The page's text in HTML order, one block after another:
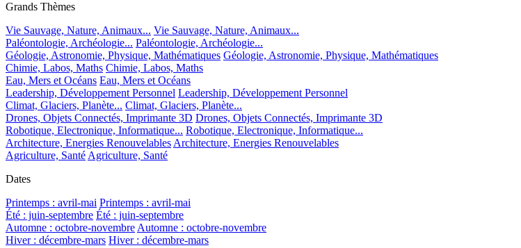
Grands Thèmes
Vie Sauvage, Nature, Animaux... Vie Sauvage, Nature, Animaux...
Paléontologie, Archéologie... Paléontologie, Archéologie...
Géologie, Astronomie, Physique, Mathématiques Géologie, Astronomie, Physique, Mathématiques
Chimie, Labos, Maths Chimie, Labos, Maths
Eau, Mers et Océans Eau, Mers et Océans
Leadership, Développement Personnel Leadership, Développement Personnel
Climat, Glaciers, Planète... Climat, Glaciers, Planète...
Drones, Objets Connectés, Imprimante 3D Drones, Objets Connectés, Imprimante 3D
Robotique, Electronique, Informatique... Robotique, Electronique, Informatique...
Architecture, Energies RenouvelablesArchitecture, Energies Renouvelables
Agriculture, SantéAgriculture, Santé
Dates
Printemps : avril-mai Printemps : avril-mai
Été : juin-septembre Été : juin-septembre
Automne : octobre-novembreAutomne : octobre-novembre
Hiver : décembre-mars Hiver : décembre-mars